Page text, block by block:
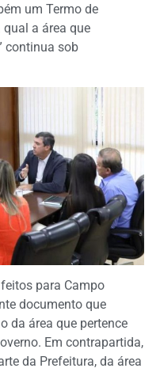
um Termo de
qual a área que
continua sob
para Campo
documento que
da área que pertence
Em contrapartida,
da Prefeitura, da área